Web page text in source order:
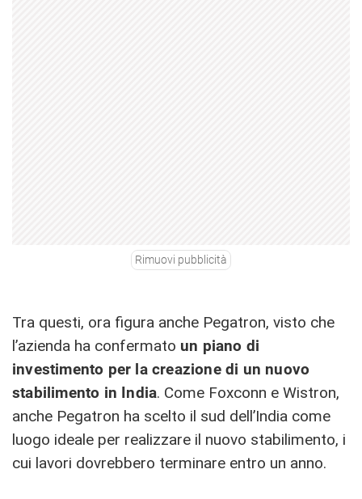
Rimuovi pubblicità
Tra questi, ora figura anche Pegatron, visto che
l’azienda ha confermato un piano di
investimento per la creazione di un nuovo
stabilimento in India. Come Foxconn e Wistron,
anche Pegatron ha scelto il sud dell’India come
luogo ideale per realizzare il nuovo stabilimento, i
cui lavori dovrebbero terminare entro un anno.